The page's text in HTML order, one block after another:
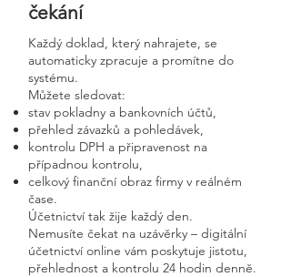
čekání
Každý doklad, který nahrajete, se
automaticky zpracuje a promítne do
systému.
Můžete sledovat:
stav pokladny a bankovních účtů,
přehled závazků a pohledávek,
kontrolu DPH a připravenost na
případnou kontrolu,
celkový finanční obraz firmy v reálném
čase.
Účetnictví tak žije každý den.
Nemusíte čekat na uzávěrky – digitální
účetnictví online vám poskytuje jistotu,
přehlednost a kontrolu 24 hodin denně.